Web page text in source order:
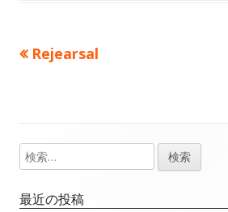
投
ビ
ゲ
前
Rejearsal
メ
イ
検
索:
最近の投稿